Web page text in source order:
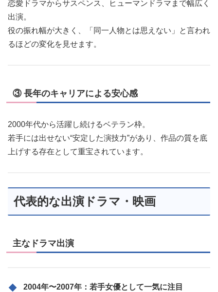
恋愛ドラマからサスペンス、ヒューマンドラマまで幅広く
出演。
役の振れ幅が大きく、「同一人物とは思えない」と言われ
るほどの変化を見せます。
③ 長年のキャリアによる安心感
2000年代から活躍し続けるベテラン枠。
若手には出せない“安定した演技力”があり、作品の質を底
上げする存在として重宝されています。
代表的な出演ドラマ・映画
主なドラマ出演
2004年〜2007年：若手女優として一気に注目